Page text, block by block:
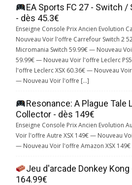
EA Sports FC 27 - Switch /
- dès 45.3€
Enseigne Console Prix Ancien Evolution
Nouveau Voir l'offre Carrefour Switch 2
Micromania Switch 59.99€ — Nouveau
59.99€ — Nouveau Voir l'offre Leclerc
l'offre Leclerc XSX 60.36€ — Nouveau
— Nouveau Voir l'offre […]
Resonance: A Plague Tale
Collector - dès 149€
Enseigne Console Prix Ancien Evolution
Voir l'offre Autre XSX 149€ — Nouveau
— Nouveau Voir l'offre Amazon XSX
Jeu d'arcade Donkey
164.99€